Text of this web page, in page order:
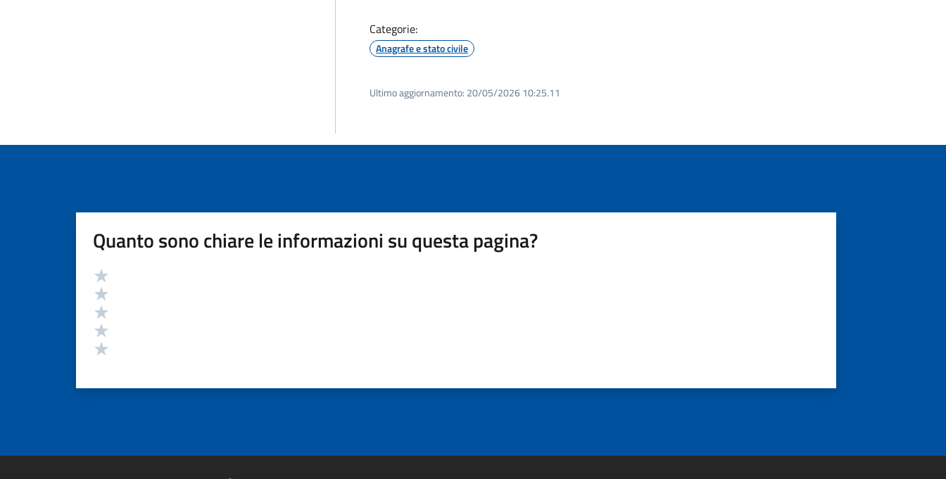
Categorie:
Anagrafe e stato civile
Ultimo aggiornamento: 20/05/2026 10:25.11
Quanto sono chiare le informazioni su questa pagina?
Valutazione